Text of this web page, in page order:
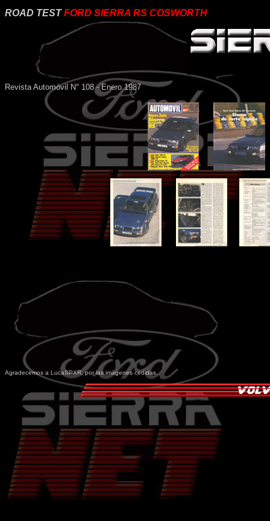
ROAD TESTFORD SIERRA RS COSWORTH
Revista Automóvil N° 108 - Enero 1987
Agradecemos a LucaSPXR, por las imágenes cedidas.